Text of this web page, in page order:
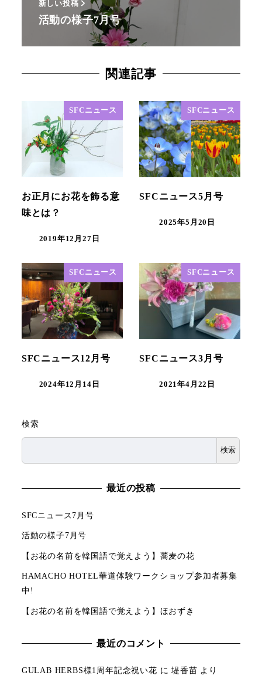
新しい投稿
活動の様子7月号
関連記事
SFCニュース
お正月にお花を飾る意
味とは？
2019年12月27日
SFCニュース
SFCニュース5月号
2025年5月20日
SFCニュース
SFCニュース12月号
2024年12月14日
SFCニュース
SFCニュース3月号
2021年4月22日
検索
検索
最近の投稿
SFCニュース7月号
活動の様子7月号
【お花の名前を韓国語で覚えよう】蕎麦の花
HAMACHO HOTEL華道体験ワークショップ参加者募集
中!
【お花の名前を韓国語で覚えよう】ほおずき
最近のコメント
GULAB HERBS様1周年記念祝い花 に堤香苗 より